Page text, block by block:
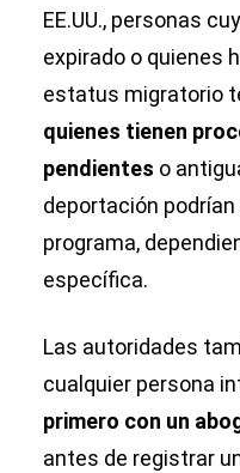
EE.UU., personas
expirado o quienes
estatus migratorio
quienes tienen
pendientes o
deportación
programa,
específica.
Las autoridades
cualquier persona
primero con un
antes de registrar